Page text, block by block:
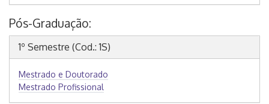
Pós-Graduação:
1º Semestre (Cod.: 1S)
Mestrado e Doutorado
Mestrado Profissional